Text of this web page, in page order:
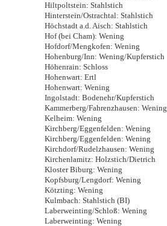
Hiltpoltstein: Stahlstich
Hinterstein/Ostrachtal: Stahlstich
Höchstadt a.d. Aisch: Stahlstich
Hof (bei Cham): Wening
Hofdorf/Mengkofen: Wening
Hohenburg/Inn: Wening/Kupferstich
Höhenrain: Schloss
Hohenwart: Ertl
Hohenwart: Wening
Ingolstadt: Bodenehr/Kupferstich
Kammerberg/Fahrenzhausen: Wening
Kelheim: Wening
Kirchberg/Eggenfelden: Wening
Kirchberg/Eggenfelden: Wening
Kirchdorf/Rudelzhausen: Wening
Kirchenlamitz: Holzstich/Dietrich
Kloster Biburg: Wening
Kopfsburg/Lengdorf: Wening
Kötzting: Wening
Kulmbach: Stahlstich (BI)
Laberweinting/Schloß: Wening
Laberweinting: Wening